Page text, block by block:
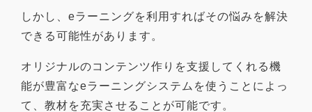
しかし、eラーニングを利用すればその悩みを解決
できる可能性があります。
オリジナルのコンテンツ作りを支援してくれる機
能が豊富なeラーニングシステム を使うことによっ
て、教材を充実させることが可能です。